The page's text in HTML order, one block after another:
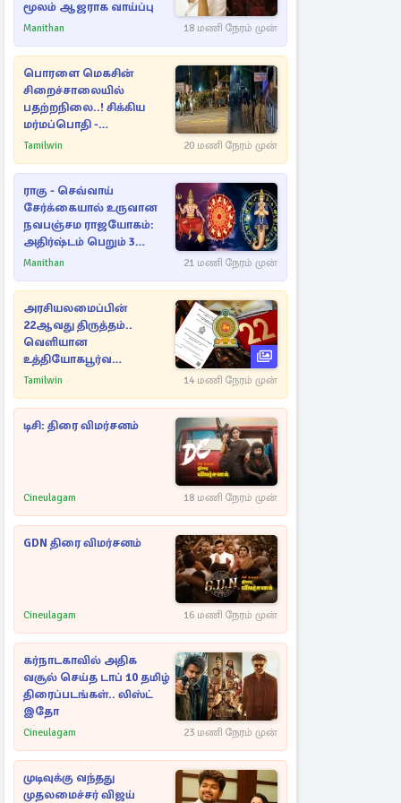
மூலம் ஆஜராக வாய்ப்பு
Manithan 18 மணி நேரம் முன்
பொரளை மெகசின்
சிறைச்சாலையில்
பதற்றநிலை..! சிக்கிய
மர்மப்பொதி -
பின்னணியில் வெளியான
Tamilwin 20 மணி நேரம் முன்
ராகு - செவ்வாய்
சேர்க்கையால் உருவான
நவபஞ்சம ராஜயோகம்:
அதிர்ஷ்டம் பெறும் 3
ராசிகள்!
Manithan 21 மணி நேரம் முன்
அரசியலமைப்பின்
22ஆவது திருத்தம்..
வெளியான
உத்தியோகபூர்வ
அறிவிப்பு!
Tamilwin 14 மணி நேரம் முன்
டிசி: திரை விமர்சனம்
Cineulagam 18 மணி நேரம் முன்
GDN திரை விமர்சனம்
Cineulagam 16 மணி நேரம் முன்
கர்நாடகாவில் அதிக
வசூல் செய்த டாப் 10 தமிழ்
திரைப்படங்கள்.. லிஸ்ட்
இதோ
Cineulagam 23 மணி நேரம் முன்
முடிவுக்கு வந்தது
முதலமைச்சர் விஜய்